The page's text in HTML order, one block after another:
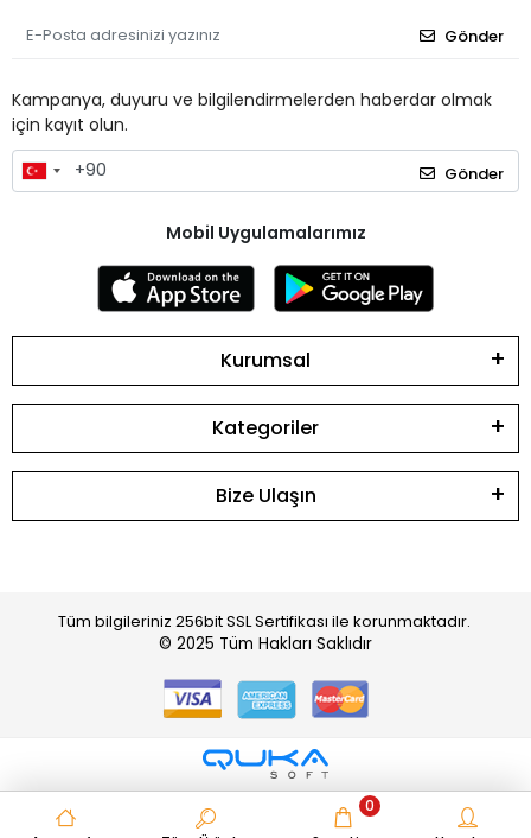
Gönder
Kampanya, duyuru ve bilgilendirmelerden haberdar olmak
için kayıt olun.
Gönder
Mobil Uygulamalarımız
Kurumsal
Kategoriler
Bize Ulaşın
Tüm bilgileriniz 256bit SSL Sertifikası ile korunmaktadır.
© 2025 Tüm Hakları Saklıdır
0